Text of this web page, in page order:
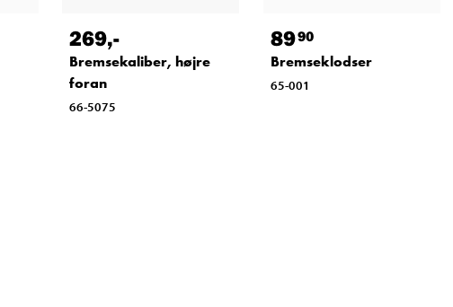
269,-
Bremsekaliber, højre
foran
66-5075
8990
Bremseklodser
65-001